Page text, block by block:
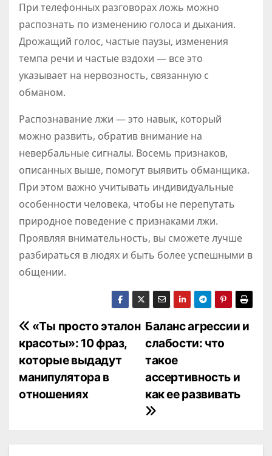
При телефонных разговорах ложь можно
распознать по изменению голоса и дыхания.
Дрожащий голос, частые паузы, изменения
темпа речи и частые вздохи — все это
указывает на нервозность, связанную с
обманом.
Распознавание лжи — это навык, который
можно развить, обратив внимание на
невербальные сигналы. Восемь признаков,
описанных выше, помогут выявить обманщика.
При этом важно учитывать индивидуальные
особенности человека, чтобы не перепутать
природное поведение с признаками лжи.
Проявляя внимательность, вы сможете лучше
разбираться в людях и быть более успешными в
общении.
Н
а
в
и
Баланс агрессии и
слабости: что
такое
ассертивность и
как ее развивать
«Ты просто эталон
красоты»: 10 фраз,
которые выдадут
манипулятора в
отношениях